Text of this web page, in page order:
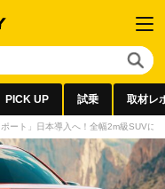
PICK UP 試乗 取材レ
ート」日本導入へ！全幅2m級SUVに